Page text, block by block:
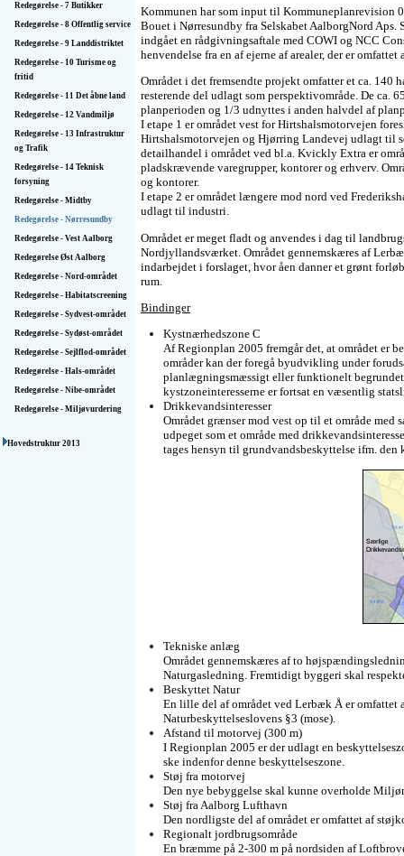
Redegørelse - 7 Butikker
Redegørelse - 8 Offentlig service
Redegørelse - 9 Land­distriktet
Redegørelse - 10 Turisme og
fritid
Redegørelse - 11 Det åbne land
Redegørelse - 12 Vandmiljø
Redegørelse - 13 Infrastruktur
og Trafik
Redegørelse - 14 Teknisk
forsyning
Redegørelse - Midtby
Redegørelse - Nørresundby
Redegørelse - Vest Aalborg
Redegørelse Øst Aalborg
Redegørelse - Nord-området
Redegørelse - Habitatscreening
Redegørelse - Sydvest-området
Redegørelse - Sydøst-området
Redegørelse - Sejlflod-området
Redegørelse - Hals-området
Redegørelse - Nibe-området
Redegørelse - Miljøvurdering
Hovedstruktur 2013
Kommunen har som input til Kommuneplanrevision
Bouet i Nørresundby fra Selskabet AalborgNord Aps.
indgået en rådgivningsaftale med COWI og NCC
henvendelse fra en af ejerne af arealer, der er
Området i det fremsendte projekt omfatter et ca. 140
resterende del udlagt som perspektivområde. De ca.
planperioden og 1/3 udnyttes i anden halvdel af
I etape 1 er området vest for Hirtshalsmotorvejen
Hirtshalsmotorvejen og Hjørring Landevej udlagt til
detailhandel i området ved bl.a. Kvickly Extra er
pladskrævende varegrupper, kontorer og erhverv.
og kontorer.
I etape 2 er området længere mod nord ved
udlagt til industri.
Området er meget fladt og anvendes i dag til
Nordjyllandsværket. Området gennemskæres af
indarbejdet i forslaget, hvor åen danner et grønt
rum.
Bindinger
Kystnærhedszone C
Af Regionplan 2005 fremgår det, at området er
områder kan der foregå byudvikling under
planlægningsmæssigt eller funktionelt
kystzoneinteresserne er fortsat en væsentlig
Drikkevandsinteresser
Området grænser mod vest op til et område med
udpeget som et område med
tages hensyn til grundvandsbeskyttelse ifm.
Tekniske anlæg
Området gennemskæres af to
Naturgasledning. Fremtidigt byggeri skal
Beskyttet Natur
En lille del af området ved Lerbæk Å er
Naturbeskyttelseslovens §3 (mose).
Afstand til motorvej (300 m)
I Regionplan 2005 er der udlagt en
ske indenfor denne beskyttelseszone.
Støj fra motorvej
Den nye bebyggelse skal kunne overholde
Støj fra Aalborg Lufthavn
Den nordligste del af området er omfattet af
Regionalt jordbrugsområde
En bræmme på 2-300 m på nordsiden af